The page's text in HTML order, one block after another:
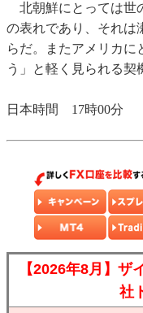
北朝鮮にとっては世
の表れであり、それは
らだ。またアメリカに
う」と軽く見られる契
日本時間 17時00分
【2026年8月】ザ
社